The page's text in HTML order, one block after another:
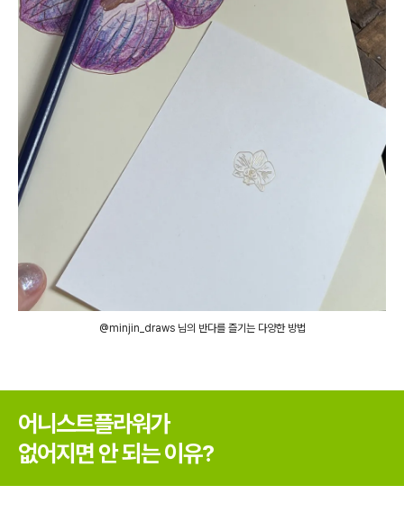
@minjin_draws 님의 반다를 즐기는 다양한 방법
어니스트플라워가
없어지면 안 되는 이유?